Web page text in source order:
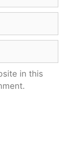
in this